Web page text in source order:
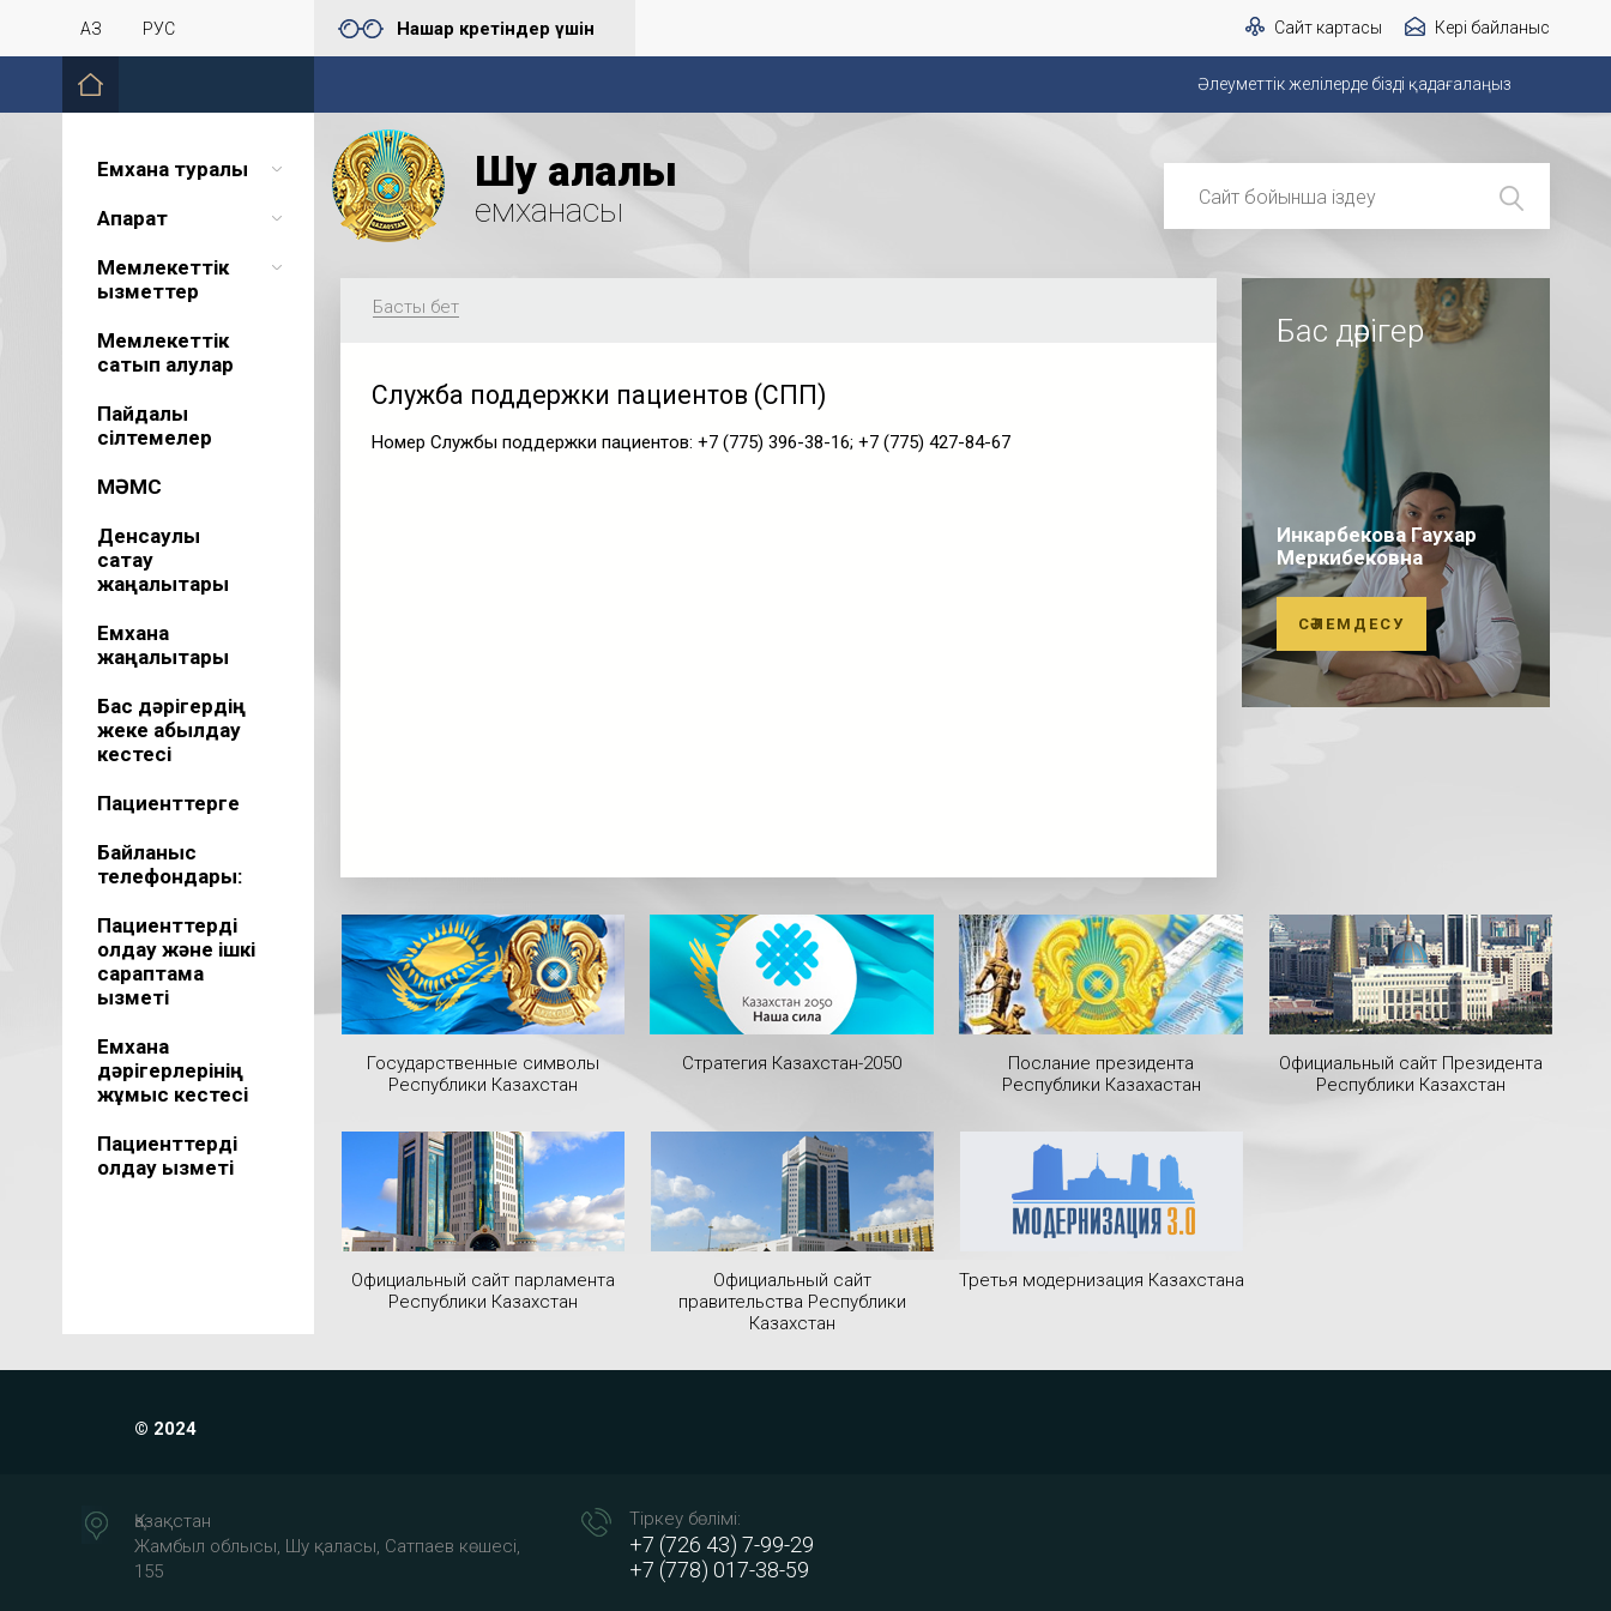
ҚАЗ РУС Нашар көретіндер үшін Сайт картасы Кері байланыс
Әлеуметтік желілерде бізді қадағалаңыз
Емхана туралы
Ақпарат
Мемлекеттік
қызметтер
Мемлекеттік
сатып алулар
Пайдалы
сілтемелер
МӘМС
Денсаулық
сақтау
жаңалықтары
Емхана
жаңалықтары
Бас дәрігердің
жеке қабылдау
кестесі
Пациенттерге
Байланыс
телефондары:
Пациенттерді
қолдау және ішкі
сараптама
қызметі
Емхана
дәрігерлерінің
жұмыс кестесі
Пациенттерді
қолдау қызметі
Шу қалалық
емханасы
Басты бет
Служба поддержки пациентов (СПП)
Номер Службы поддержки пациентов: +7 (775) 396-38-16; +7 (775) 427-84-67
Бас дәрігер
Инкарбекова Гаухар
Меркибековна
СӘЛЕМДЕСУ
Государственные символы
Республики Казахстан
Стратегия Казахстан-2050
Послание президента
Республики Казахастан
Официальный сайт Президента
Республики Казахстан
Официальный сайт парламента
Республики Казахстан
Официальный сайт
правительства Республики
Казахстан
Третья модернизация Казахстана
© 2024
Қазақстан
Жамбыл облысы, Шу қаласы, Сатпаев көшесі,
155
Тіркеу бөлімі:
+7 (726 43) 7-99-29
+7 (778) 017-38-59